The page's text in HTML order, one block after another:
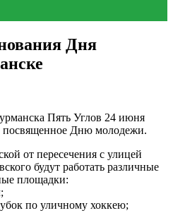
Дня
Пять Углов 24 июня
посвященное Дню молодежи.
от пересечения с улицей
будут работать различные
площадки:
по уличному хоккею;